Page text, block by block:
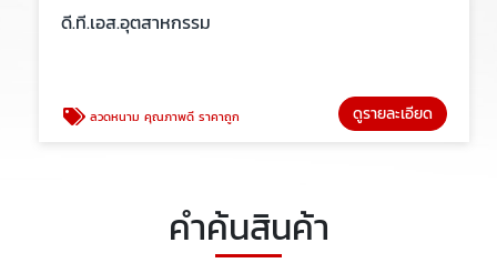
ดี.ที.เอส.อุตสาหกรรม
ลวดหนาม คุณภาพดี ราคาถูก ดูรายละเอียด
คำค้นสินค้า